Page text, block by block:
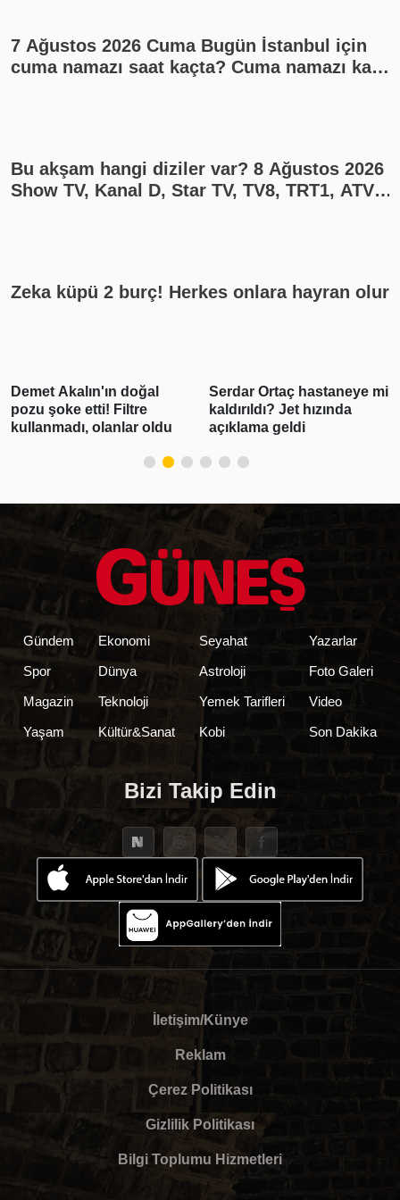
7 Ağustos 2026 Cuma Bugün İstanbul için
cuma namazı saat kaçta? Cuma namazı kaç
Bu akşam hangi diziler var? 8 Ağustos 2026
Show TV, Kanal D, Star TV, TV8, TRT1, ATV
Zeka küpü 2 burç! Herkes onlara hayran olur
Serdar Ortaç hastaneye mi
kaldırıldı? Jet hızında
açıklama geldi
Gabar'da günlük petrol
üretimi 83 bin 300 varile
ulaşarak rekor kırdı
Gündem
Spor
Magazin
Yaşam
Ekonomi
Dünya
Teknoloji
Kültür&Sanat
Seyahat
Astroloji
Yemek Tarifleri
Kobi
Yazarlar
Foto Galeri
Video
Son Dakika
Bizi Takip Edin
İletişim/Künye
Reklam
Çerez Politikası
Gizlilik Politikası
Bilgi Toplumu Hizmetleri